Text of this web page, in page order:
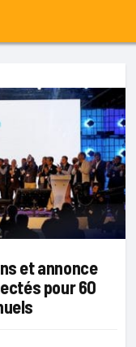
et annonce
pour 60